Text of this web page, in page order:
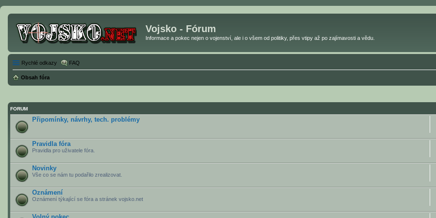
Vojsko - Fórum
Informace a pokec nejen o vojenství, ale i o všem od politiky, přes vtipy až po zajímavosti a vědu.
Rychlé odkazy FAQ
Obsah fóra
FORUM
Připomínky, návrhy, tech. problémy
Pravidla fóra
Pravidla pro uživatele fóra.
Novinky
Vše co se nám tu podařilo zrealizovat.
Oznámení
Oznámení týkající se fóra a stránek vojsko.net